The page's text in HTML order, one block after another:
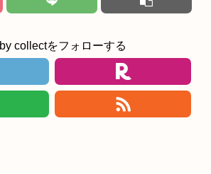
collectをフォローする